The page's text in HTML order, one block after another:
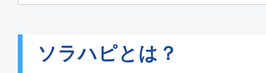
ソラハピとは？